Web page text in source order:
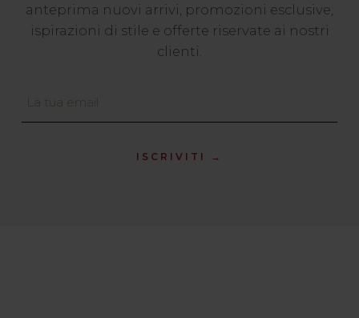
anteprima nuovi arrivi, promozioni esclusive,
ispirazioni di stile e offerte riservate ai nostri
clienti.
ISCRIVITI →